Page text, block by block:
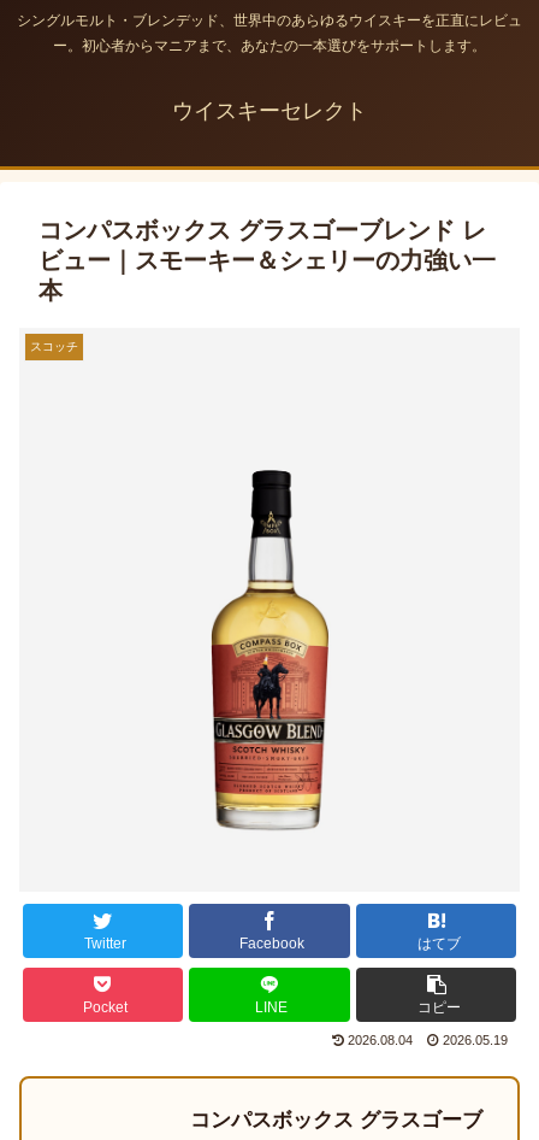
シングルモルト・ブレンデッド、世界中のあらゆるウイスキーを正直にレビュ
ー。初心者からマニアまで、あなたの一本選びをサポートします。
ウイスキーセレクト
コンパスボックス グラスゴーブレンド レ
ビュー｜スモーキー＆シェリーの力強い一
本
スコッチ
Twitter Facebook はてブ
Pocket LINE コピー
2026.08.04 2026.05.19
コンパスボックス グラスゴーブ